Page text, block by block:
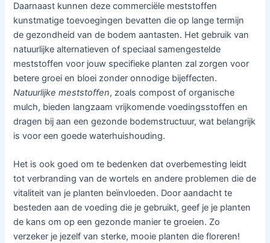
Daarnaast kunnen deze commerciële meststoffen
kunstmatige toevoegingen bevatten die op lange termijn
de gezondheid van de bodem aantasten. Het gebruik van
natuurlijke alternatieven of speciaal samengestelde
meststoffen voor jouw specifieke planten zal zorgen voor
betere groei en bloei zonder onnodige bijeffecten.
Natuurlijke meststoffen, zoals compost of organische
mulch, bieden langzaam vrijkomende voedingsstoffen en
dragen bij aan een gezonde bodemstructuur, wat belangrijk
is voor een goede waterhuishouding.
Het is ook goed om te bedenken dat overbemesting leidt
tot verbranding van de wortels en andere problemen die de
vitaliteit van je planten beïnvloeden. Door aandacht te
besteden aan de voeding die je gebruikt, geef je je planten
de kans om op een gezonde manier te groeien. Zo
verzeker je jezelf van sterke, mooie planten die floreren!